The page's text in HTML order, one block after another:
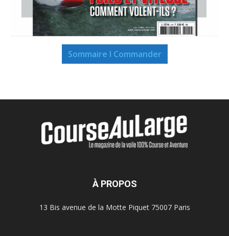
Sommaire I Commander
À PROPOS
13 Bis avenue de la Motte Piquet 75007 Paris